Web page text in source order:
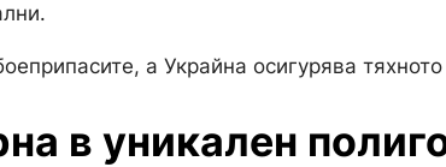
а Украйна осигурява
в уникален